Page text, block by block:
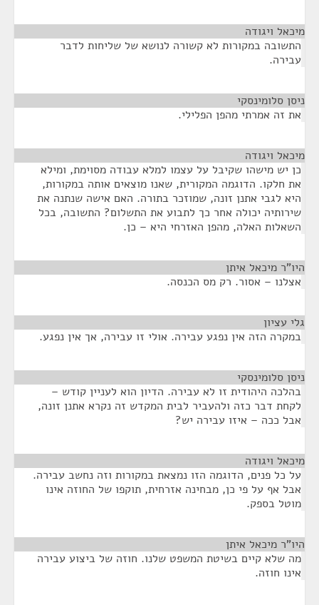
מיכאל ויגודה
התשובה במקורות לא קשורה לנושא של שליחות לדבר
עבירה.
ניסן סלומינסקי
את זה אמרתי מהפן הפלילי.
מיכאל ויגודה
כן יש מישהו שקיבל על עצמו למלא עבודה מסוימת, ומילא
את חלקו. הדוגמה המקורית, שאנו מוצאים אותה במקורות,
היא לגבי אתנן זונה, שמוזכר בתורה. האם אישה שנתנה את
שירותיה יכולה אחר כך לתבוע את התשלום? התשובה, בכל
השאלות האלה, מהפן האזרחי היא – כן.
היו"ר מיכאל איתן
אצלנו – אסור. רק מס הכנסה.
גלי עציון
במקרה הזה אין נפגע עבירה. אולי זו עבירה, אך אין נפגע.
ניסן סלומינסקי
בהלכה היהודית זו לא עבירה. הדיון הוא לעניין קודש –
לקחת דבר כזה ולהעביר לבית המקדש זה נקרא אתנן זונה,
אבל ככה – איזו עבירה יש?
מיכאל ויגודה
על כל פנים, הדוגמה הזו נמצאת במקורות וזה נחשב עבירה.
אבל אף על פי כן, מבחינה אזרחית, תוקפו של החוזה אינו
מוטל בספק.
היו"ר מיכאל איתן
מה שלא קיים בשיטת המשפט שלנו. חוזה של ביצוע עבירה
אינו חוזה.